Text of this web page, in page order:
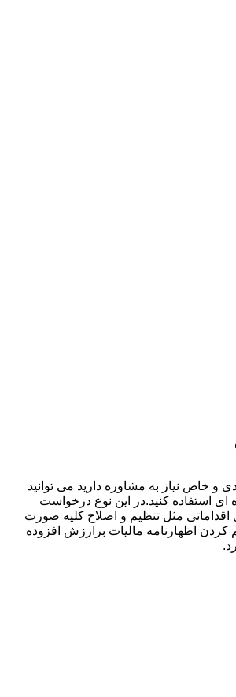
و خاص نیاز به مشاوره دارید می توانید
استفاده کنید.در این نوع درخواست
اقداماتی مثل تنظیم و اصلاح کلیه صورت
کردن اظهارنامه مالیات برارزش افزوده